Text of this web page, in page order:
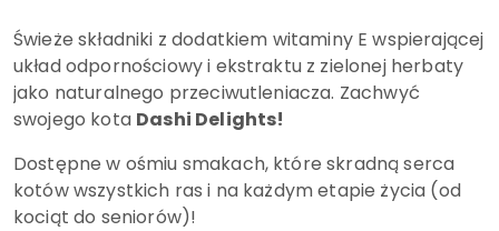
Świeże składniki z dodatkiem witaminy E wspierającej
układ odpornościowy i ekstraktu z zielonej herbaty
jako naturalnego przeciwutleniacza. Zachwyć
swojego kota Dashi Delights!
Dostępne w ośmiu smakach, które skradną serca
kotów wszystkich ras i na każdym etapie życia (od
kociąt do seniorów)!